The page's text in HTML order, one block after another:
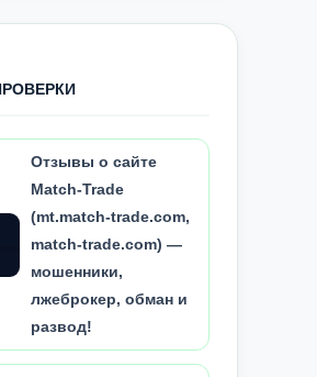
Отзывы о сайте
Match-Trade
(mt.match-trade.com,
match-trade.com) —
мошенники,
лжеброкер, обман и
развод!